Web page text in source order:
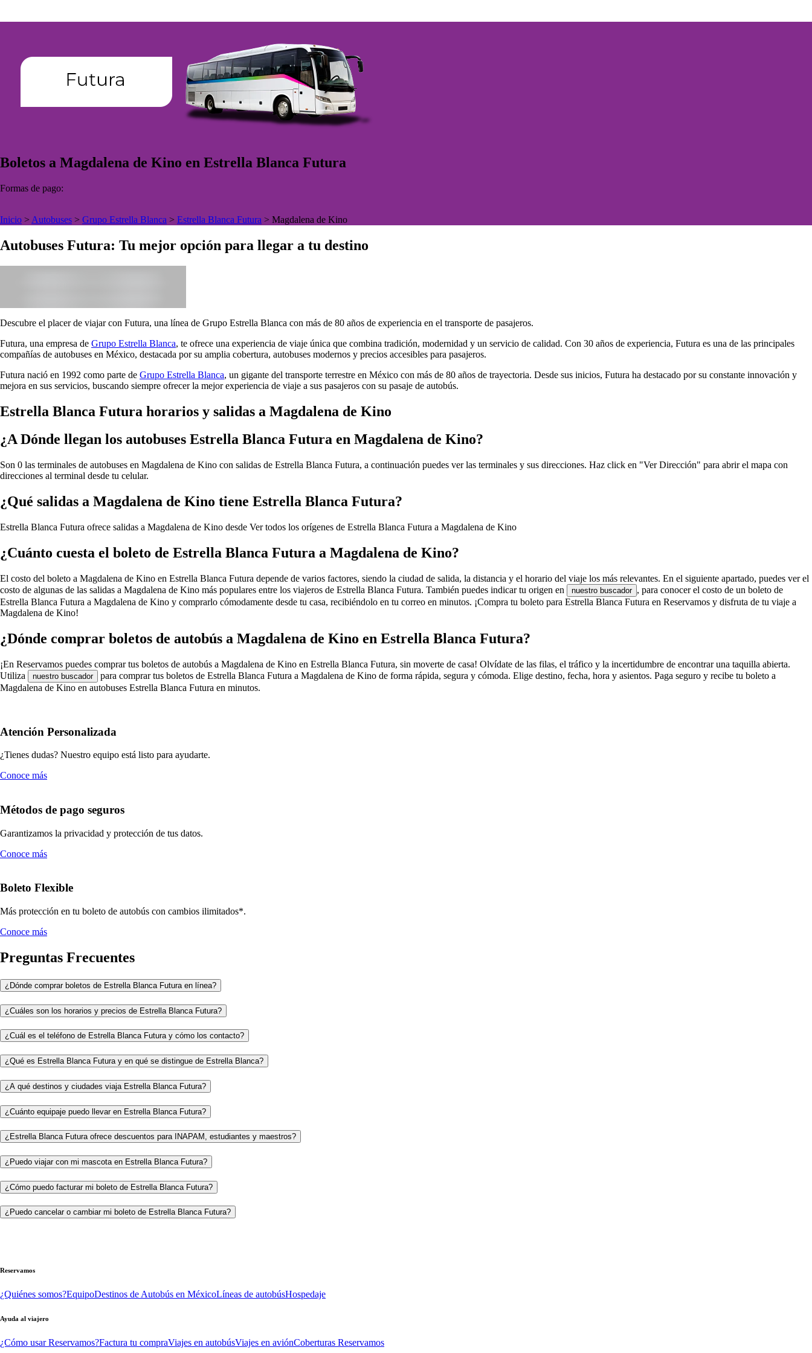
Boletos a Magdalena de Kino en Estrella Blanca Futura
Formas de pago:
Inicio > Autobuses > Grupo Estrella Blanca > Estrella Blanca Futura > Magdalena de Kino
Autobuses Futura: Tu mejor opción para llegar a tu destino
Descubre el placer de viajar con Futura, una línea de Grupo Estrella Blanca con más de 80 años de experiencia en el transporte de pasajeros.
Futura, una empresa de Grupo Estrella Blanca, te ofrece una experiencia de viaje única que combina tradición, modernidad y un servicio de calidad. Con 30 años de experiencia, Futura es una de las principales
compañías de autobuses en México, destacada por su amplia cobertura, autobuses modernos y precios accesibles para pasajeros.
Futura nació en 1992 como parte de Grupo Estrella Blanca, un gigante del transporte terrestre en México con más de 80 años de trayectoria. Desde sus inicios, Futura ha destacado por su constante innovación y
mejora en sus servicios, buscando siempre ofrecer la mejor experiencia de viaje a sus pasajeros con su pasaje de autobús.
Estrella Blanca Futura horarios y salidas a Magdalena de Kino
¿A Dónde llegan los autobuses Estrella Blanca Futura en Magdalena de Kino?
Son 0 las terminales de autobuses en Magdalena de Kino con salidas de Estrella Blanca Futura, a continuación puedes ver las terminales y sus direcciones. Haz click en "Ver Dirección" para abrir el mapa con
direcciones al terminal desde tu celular.
¿Qué salidas a Magdalena de Kino tiene Estrella Blanca Futura?
Estrella Blanca Futura ofrece salidas a Magdalena de Kino desde Ver todos los orígenes de Estrella Blanca Futura a Magdalena de Kino
¿Cuánto cuesta el boleto de Estrella Blanca Futura a Magdalena de Kino?
El costo del boleto a Magdalena de Kino en Estrella Blanca Futura depende de varios factores, siendo la ciudad de salida, la distancia y el horario del viaje los más relevantes. En el siguiente apartado, puedes ver el
costo de algunas de las salidas a Magdalena de Kino más populares entre los viajeros de Estrella Blanca Futura. También puedes indicar tu origen en
nuestro buscador , para conocer el costo de un boleto de
Estrella Blanca Futura a Magdalena de Kino y comprarlo cómodamente desde tu casa, recibiéndolo en tu correo en minutos. ¡Compra tu boleto para Estrella Blanca Futura en Reservamos y disfruta de tu viaje a
Magdalena de Kino!
¿Dónde comprar boletos de autobús a Magdalena de Kino en Estrella Blanca Futura?
¡En Reservamos puedes comprar tus boletos de autobús a Magdalena de Kino en Estrella Blanca Futura, sin moverte de casa! Olvídate de las filas, el tráfico y la incertidumbre de encontrar una taquilla abierta.
Utiliza
nuestro buscador
para comprar tus boletos de Estrella Blanca Futura a Magdalena de Kino de forma rápida, segura y cómoda. Elige destino, fecha, hora y asientos. Paga seguro y recibe tu boleto a
Magdalena de Kino en autobuses Estrella Blanca Futura en minutos.
Atención Personalizada
¿Tienes dudas? Nuestro equipo está listo para ayudarte.
Conoce más
Métodos de pago seguros
Garantizamos la privacidad y protección de tus datos.
Conoce más
Boleto Flexible
Más protección en tu boleto de autobús con cambios ilimitados*.
Conoce más
Preguntas Frecuentes
¿Dónde comprar boletos de Estrella Blanca Futura en línea?
¿Cuáles son los horarios y precios de Estrella Blanca Futura?
¿Cuál es el teléfono de Estrella Blanca Futura y cómo los contacto?
¿Qué es Estrella Blanca Futura y en qué se distingue de Estrella Blanca?
¿A qué destinos y ciudades viaja Estrella Blanca Futura?
¿Cuánto equipaje puedo llevar en Estrella Blanca Futura?
¿Estrella Blanca Futura ofrece descuentos para INAPAM, estudiantes y maestros?
¿Puedo viajar con mi mascota en Estrella Blanca Futura?
¿Cómo puedo facturar mi boleto de Estrella Blanca Futura?
¿Puedo cancelar o cambiar mi boleto de Estrella Blanca Futura?
Reservamos
¿Quiénes somos?EquipoDestinos de Autobús en MéxicoLíneas de autobúsHospedaje
Ayuda al viajero
¿Cómo usar Reservamos?Factura tu compraViajes en autobúsViajes en aviónCoberturas Reservamos